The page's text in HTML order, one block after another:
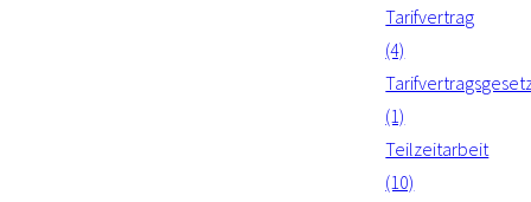
Tarifvertrag
(4)
(1)
Teilzeitarbeit
(10)